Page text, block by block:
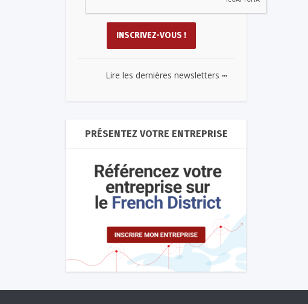
Lire les dernières newsletters ...
PRÉSENTEZ VOTRE ENTREPRISE